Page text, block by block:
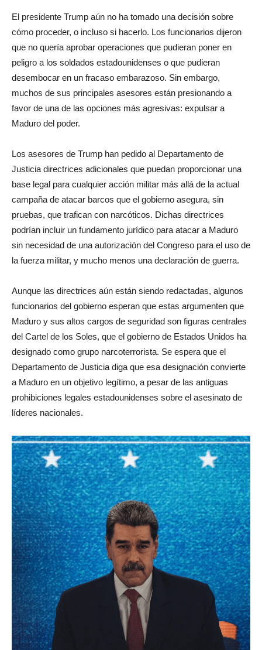
El presidente Trump aún no ha tomado una decisión sobre
cómo proceder, o incluso si hacerlo. Los funcionarios dijeron
que no quería aprobar operaciones que pudieran poner en
peligro a los soldados estadounidenses o que pudieran
desembocar en un fracaso embarazoso. Sin embargo,
muchos de sus principales asesores están presionando a
favor de una de las opciones más agresivas: expulsar a
Maduro del poder.
Los asesores de Trump han pedido al Departamento de
Justicia directrices adicionales que puedan proporcionar una
base legal para cualquier acción militar más allá de la actual
campaña de atacar barcos que el gobierno asegura, sin
pruebas, que trafican con narcóticos. Dichas directrices
podrían incluir un fundamento jurídico para atacar a Maduro
sin necesidad de una autorización del Congreso para el uso de
la fuerza militar, y mucho menos una declaración de guerra.
Aunque las directrices aún están siendo redactadas, algunos
funcionarios del gobierno esperan que estas argumenten que
Maduro y sus altos cargos de seguridad son figuras centrales
del Cartel de los Soles, que el gobierno de Estados Unidos ha
designado como grupo narcoterrorista. Se espera que el
Departamento de Justicia diga que esa designación convierte
a Maduro en un objetivo legítimo, a pesar de las antiguas
prohibiciones legales estadounidenses sobre el asesinato de
líderes nacionales.